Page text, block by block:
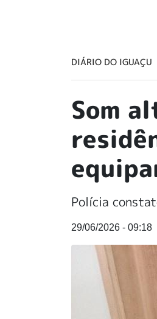
DIÁRIO DO IGUAÇU
Som
Polícia
29/06/2026 - 09:18